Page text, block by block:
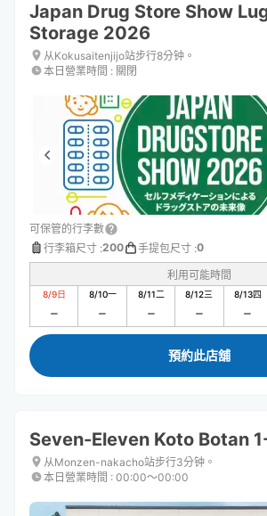
Japan Drug Store Show
Storage 2026
从Kokusaitenjijo站步行8分钟。
本日營業時間 : 關閉
可保管的行李數
行李箱尺寸 :200 手提包尺寸 :0
利用可能時間
8/9日 8/10一 8/11二 8/12三 8/13四
預約此店舖
Seven-Eleven Koto Botan
从Monzen-nakacho站步行3分钟。
本日營業時間 : 00:00〜00:00